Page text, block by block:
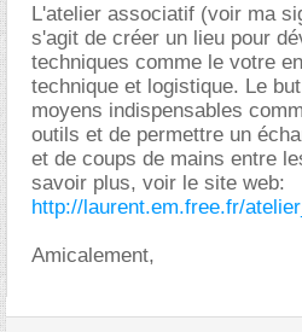
L'atelier associatif (voir ma
s'agit de créer un lieu pour
techniques comme le votre
technique et logistique. Le
moyens indispensables
outils et de permettre un
et de coups de mains entre
savoir plus, voir le site web:
http://laurent.em.free.fr/
Amicalement,